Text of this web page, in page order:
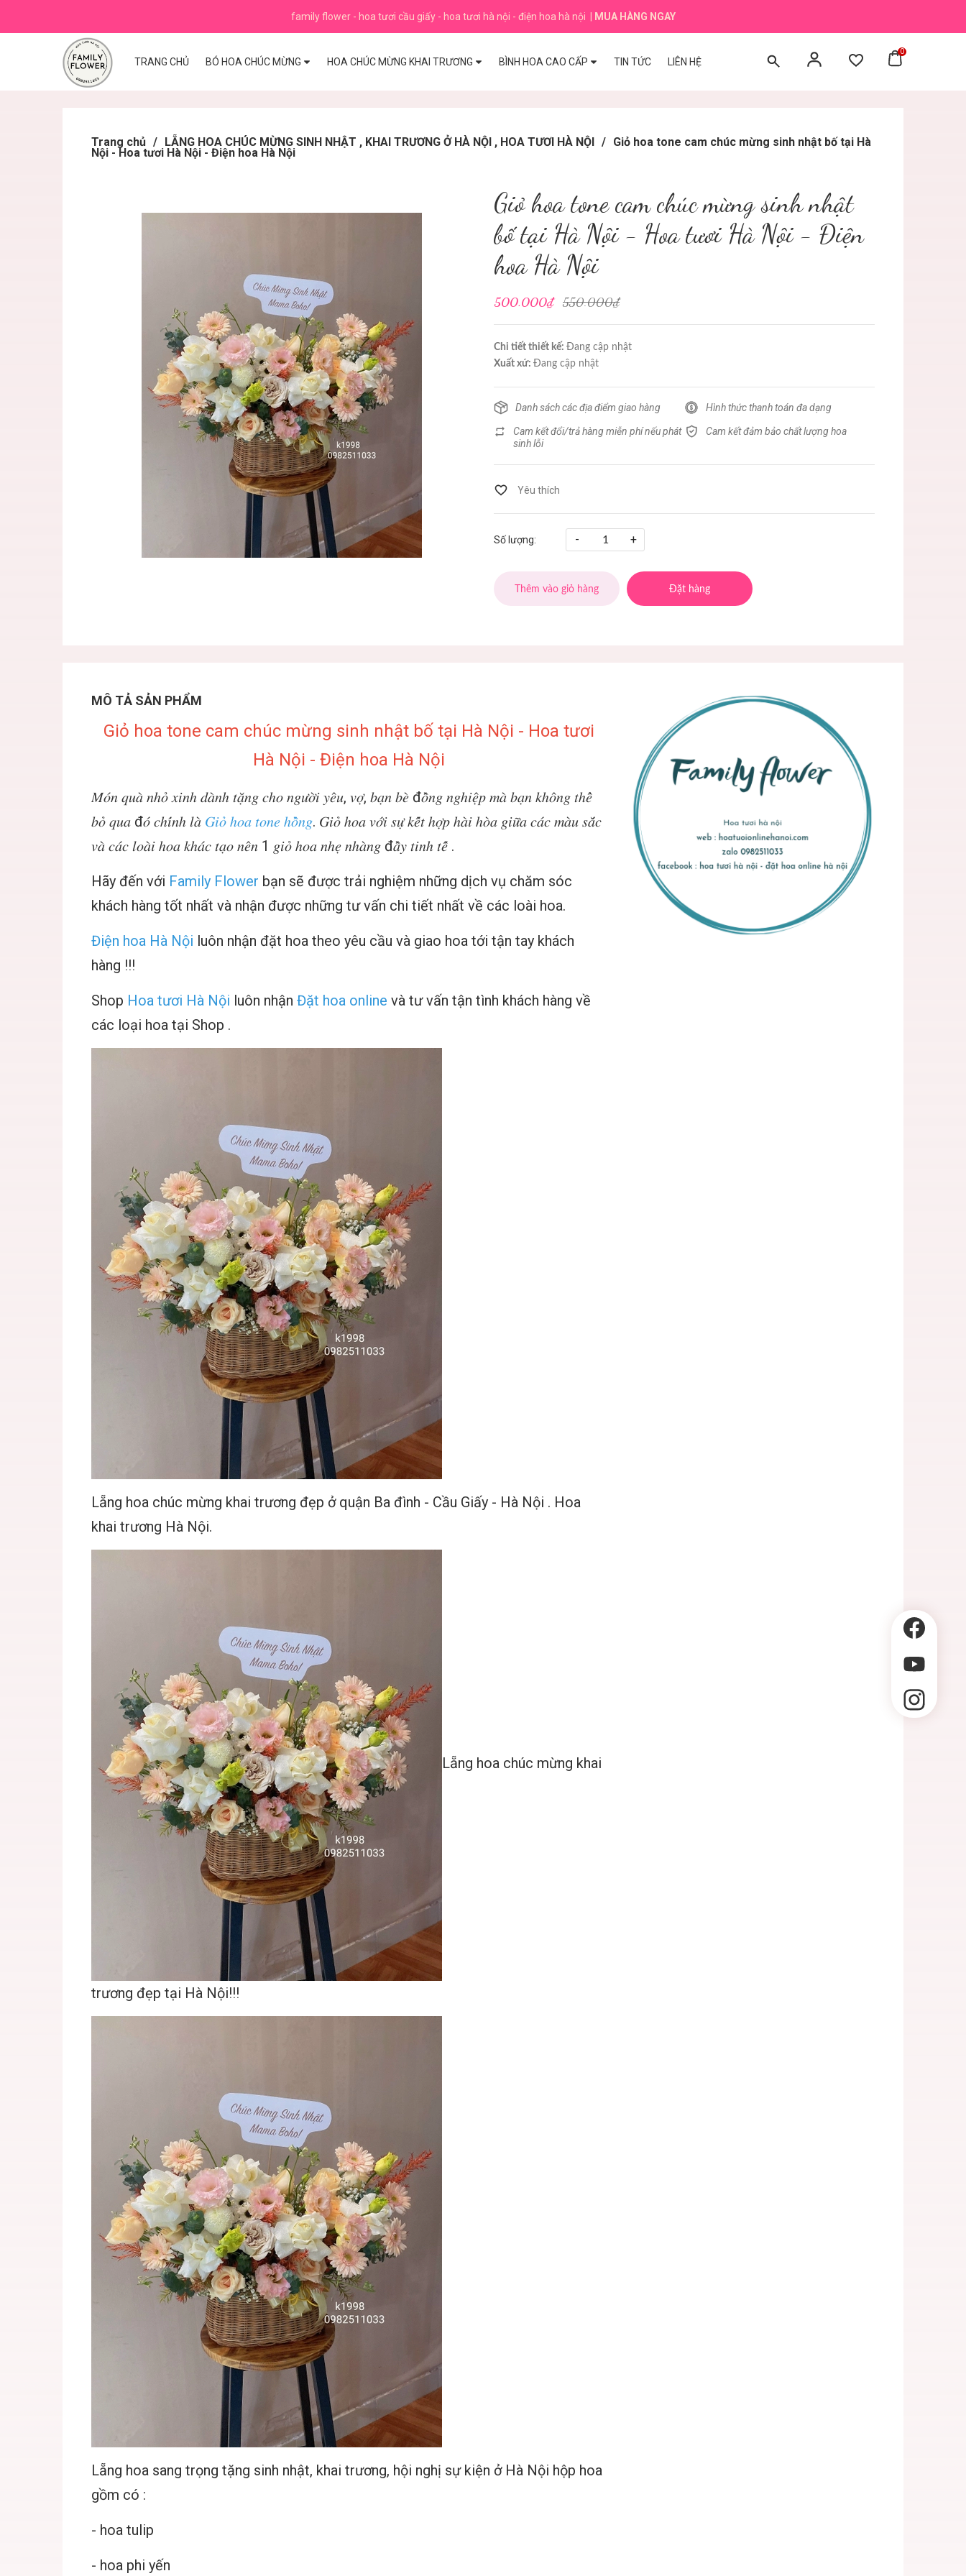
family flower - hoa tươi cầu giấy - hoa tươi hà nội - điện hoa hà nội MUA HÀNG NGAY
TRANG CHỦ BÓ HOA CHÚC MỪNG HOA CHÚC MỪNG KHAI TRƯƠNG BÌNH HOA CAO CẤP TIN TỨC LIÊN HỆ
0
Trang chủ / LẴNG HOA CHÚC MỪNG SINH NHẬT , KHAI TRƯƠNG Ở HÀ NỘI , HOA TƯƠI HÀ NỘI / Giỏ hoa tone cam chúc mừng sinh nhật bố tại Hà
Nội - Hoa tươi Hà Nội - Điện hoa Hà Nội
Giỏ hoa tone cam chúc mừng sinh nhật
bố tại Hà Nội - Hoa tươi Hà Nội - Điện
hoa Hà Nội
500.000₫ 550.000₫
Chi tiết thiết kế: Đang cập nhật
Xuất xứ: Đang cập nhật
Danh sách các địa điểm giao hàng Hình thức thanh toán đa dạng
Cam kết đổi/trả hàng miễn phí nếu phát
sinh lỗi
Cam kết đảm bảo chất lượng hoa
Số lượng: - +
Thêm vào giỏ hàng Đặt hàng
MÔ TẢ SẢN PHẨM
Giỏ hoa tone cam chúc mừng sinh nhật bố tại Hà Nội - Hoa tươi
Hà Nội - Điện hoa Hà Nội
𝑀𝑜́𝑛 𝑞𝑢𝑎̀ 𝑛ℎ𝑜̉ 𝑥𝑖𝑛ℎ 𝑑𝑎̀𝑛ℎ 𝑡𝑎̣̆𝑛𝑔 𝑐ℎ𝑜 𝑛𝑔𝑢̛𝑜̛̀𝑖 𝑦𝑒̂𝑢, 𝑣𝑜̛̣, 𝑏𝑎̣𝑛 𝑏𝑒̀ đ𝑜̂̀𝑛𝑔 𝑛𝑔ℎ𝑖𝑒̣̂𝑝 𝑚𝑎̀ 𝑏𝑎̣𝑛 𝑘ℎ𝑜̂𝑛𝑔 𝑡ℎ𝑒̂̉
𝑏𝑜̉ 𝑞𝑢𝑎 đ𝑜́ 𝑐ℎ𝑖́𝑛ℎ 𝑙𝑎̀ 𝐺𝑖𝑜̉ ℎ𝑜𝑎 𝑡𝑜𝑛𝑒 ℎ𝑜̂̀𝑛𝑔. 𝐺𝑖𝑜̉ ℎ𝑜𝑎 𝑣𝑜̛́𝑖 𝑠𝑢̛̣ 𝑘𝑒̂́𝑡 ℎ𝑜̛̣𝑝 ℎ𝑎̀𝑖 ℎ𝑜̀𝑎 𝑔𝑖𝑢̛̃𝑎 𝑐𝑎́𝑐 𝑚𝑎̀𝑢 𝑠𝑎̆́𝑐
𝑣𝑎̀ 𝑐𝑎́𝑐 𝑙𝑜𝑎̀𝑖 ℎ𝑜𝑎 𝑘ℎ𝑎́𝑐 𝑡𝑎̣𝑜 𝑛𝑒̂𝑛 1 𝑔𝑖𝑜̉ ℎ𝑜𝑎 𝑛ℎ𝑒̣ 𝑛ℎ𝑎̀𝑛𝑔 đ𝑎̂̀𝑦 𝑡𝑖𝑛ℎ 𝑡𝑒̂́ .
Hãy đến với Family Flower bạn sẽ được trải nghiệm những dịch vụ chăm sóc
khách hàng tốt nhất và nhận được những tư vấn chi tiết nhất về các loài hoa.
Điện hoa Hà Nội luôn nhận đặt hoa theo yêu cầu và giao hoa tới tận tay khách
hàng !!!
Shop Hoa tươi Hà Nội luôn nhận Đặt hoa online và tư vấn tận tình khách hàng về
các loại hoa tại Shop .
Lẵng hoa chúc mừng khai trương đẹp ở quận Ba đình - Cầu Giấy - Hà Nội . Hoa
khai trương Hà Nội.
Lẵng hoa chúc mừng khai
trương đẹp tại Hà Nội!!!
Lẵng hoa sang trọng tặng sinh nhật, khai trương, hội nghị sự kiện ở Hà Nội hộp hoa
gồm có :
- hoa tulip
- hoa phi yến